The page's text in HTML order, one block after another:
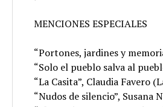
MENCIONES ESPECIALES
“Portones, jardines y
“Solo el pueblo salva al
“La Casita”, Claudia Favero
“Nudos de silencio”, Susana